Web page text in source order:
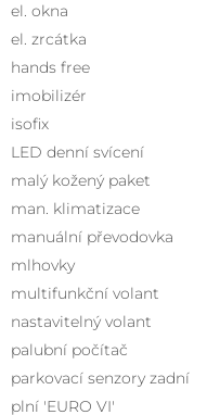
el. okna
el. zrcátka
hands free
imobilizér
isofix
LED denní svícení
malý kožený paket
man. klimatizace
manuální převodovka
mlhovky
multifunkční volant
nastavitelný volant
palubní počítač
parkovací senzory zadní
plní 'EURO VI'